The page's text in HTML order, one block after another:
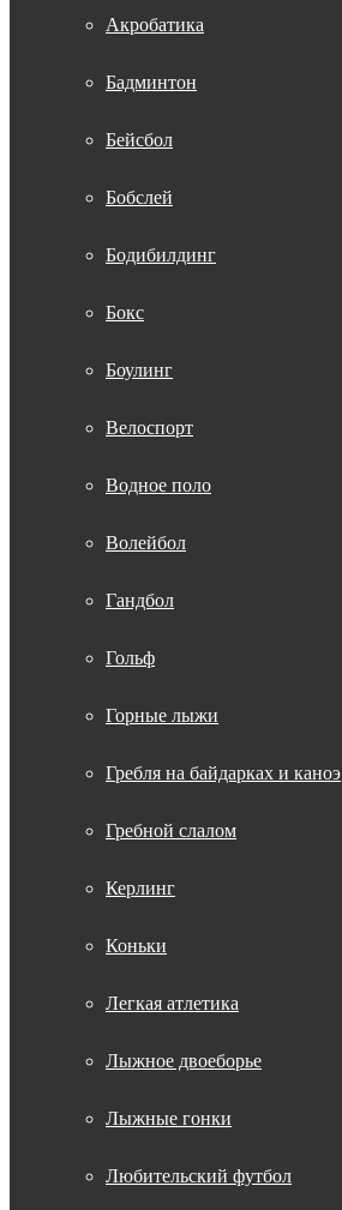
Акробатика
Бадминтон
Бейсбол
Бобслей
Бодибилдинг
Бокс
Боулинг
Велоспорт
Водное поло
Волейбол
Гандбол
Гольф
Горные лыжи
Гребля на байдарках и каноэ
Гребной слалом
Керлинг
Коньки
Легкая атлетика
Лыжное двоеборье
Лыжные гонки
Любительский футбол